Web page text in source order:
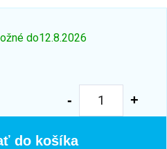
do12.8.2026
do košíka